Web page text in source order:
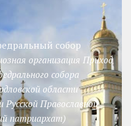
собор
организация Приход
собора
области
Русской Православной
патриархат)